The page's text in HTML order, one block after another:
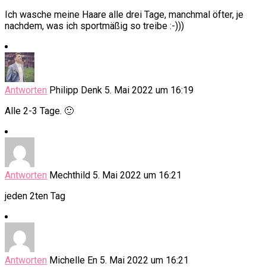
Ich wasche meine Haare alle drei Tage, manchmal öfter, je
nachdem, was ich sportmäßig so treibe :-)))
Antworten Philipp Denk 5. Mai 2022 um 16:19
Alle 2-3 Tage. 🙂
Antworten Mechthild 5. Mai 2022 um 16:21
jeden 2ten Tag
Antworten Michelle En 5. Mai 2022 um 16:21